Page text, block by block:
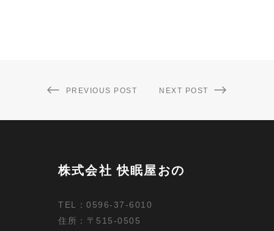
PREVIOUS POST NEXT POST
株式会社 快眠屋おの
TEL：0596-37-6010
住所：〒515-0505